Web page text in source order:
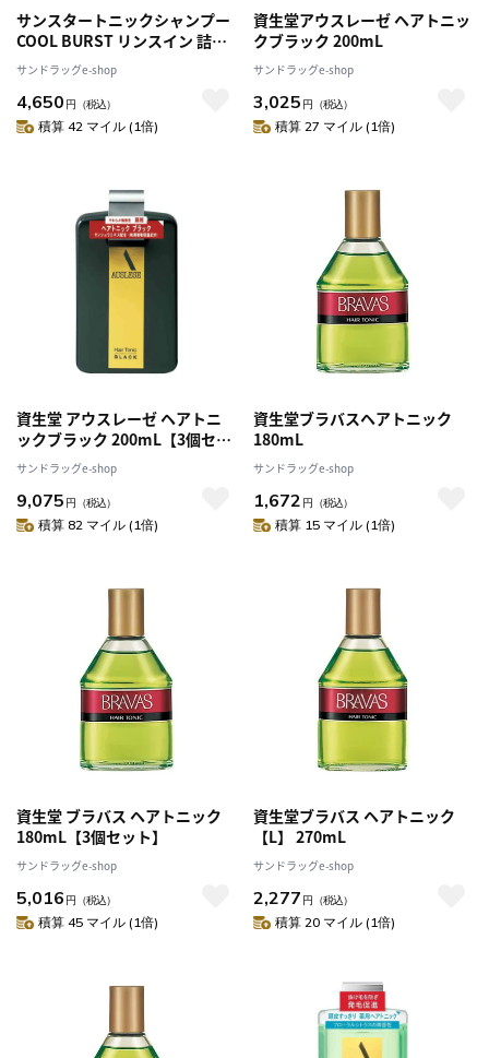
サンスタートニックシャンプー
COOL BURST リンスイン 詰替
サンドラッグe-shop
4,650 円 （税込）
積算 42 マイル (1倍)
資生堂アウスレーゼ ヘアトニッ
クブラック 200mL
サンドラッグe-shop
3,025 円 （税込）
積算 27 マイル (1倍)
資生堂 アウスレーゼ ヘアトニ
ックブラック 200mL【3個セッ
ト】
サンドラッグe-shop
9,075 円 （税込）
積算 82 マイル (1倍)
資生堂ブラバスヘアトニック
180mL
サンドラッグe-shop
1,672 円 （税込）
積算 15 マイル (1倍)
資生堂 ブラバス ヘアトニック
180mL【3個セット】
サンドラッグe-shop
5,016 円 （税込）
積算 45 マイル (1倍)
資生堂ブラバス ヘアトニック
【L】 270mL
サンドラッグe-shop
2,277 円 （税込）
積算 20 マイル (1倍)